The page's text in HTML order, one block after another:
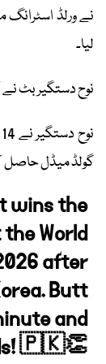
نے ورلڈ اسٹرانگ
لیا۔
نوح دستگیر بٹ
گولڈ میڈل حاصل
wins the
World
after
Butt
and
🇵🇰👏